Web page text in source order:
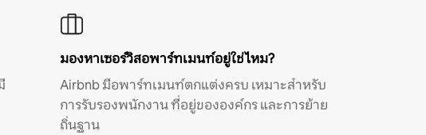
มองหาเซอร์วิสอพาร์ทเมนท์อยู่ใช่ไหม?
Airbnb มีอพาร์ทเมนท์ตกแต่งครบ เหมาะสำหรับ
การรับรองพนักงาน ที่อยู่ขององค์กร และการย้าย
ถิ่นฐาน